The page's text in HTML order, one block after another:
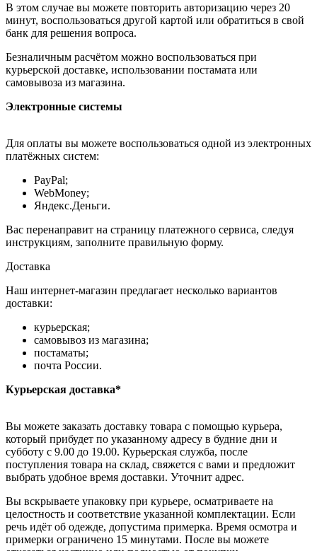
В этом случае вы можете повторить авторизацию через 20
минут, воспользоваться другой картой или обратиться в свой
банк для решения вопроса.
Безналичным расчётом можно воспользоваться при
курьерской доставке, использовании постамата или
самовывоза из магазина.
Электронные системы
Для оплаты вы можете воспользоваться одной из электронных
платёжных систем:
PayPal;
WebMoney;
Яндекс.Деньги.
Вас перенаправит на страницу платежного сервиса, следуя
инструкциям, заполните правильную форму.
Доставка
Наш интернет-магазин предлагает несколько вариантов
доставки:
курьерская;
самовывоз из магазина;
постаматы;
почта России.
Курьерская доставка*
Вы можете заказать доставку товара с помощью курьера,
который прибудет по указанному адресу в будние дни и
субботу с 9.00 до 19.00. Курьерская служба, после
поступления товара на склад, свяжется с вами и предложит
выбрать удобное время доставки. Уточнит адрес.
Вы вскрываете упаковку при курьере, осматриваете на
целостность и соответствие указанной комплектации. Если
речь идёт об одежде, допустима примерка. Время осмотра и
примерки ограничено 15 минутами. После вы можете